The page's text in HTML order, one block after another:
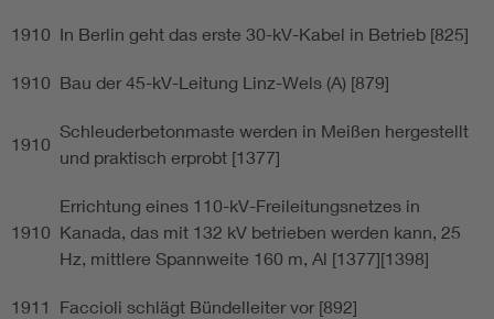
1910 In Berlin geht das erste 30-kV-Kabel in Betrieb [825]
1910 Bau der 45-kV-Leitung Linz-Wels (A) [879]
1910
Schleuderbetonmaste werden in Meißen hergestellt
und praktisch erprobt [1377]
1910
Errichtung eines 110-kV-Freileitungsnetzes in
Kanada, das mit 132 kV betrieben werden kann, 25
Hz, mittlere Spannweite 160 m, Al [1377][1398]
1911 Faccioli schlägt Bündelleiter vor [892]